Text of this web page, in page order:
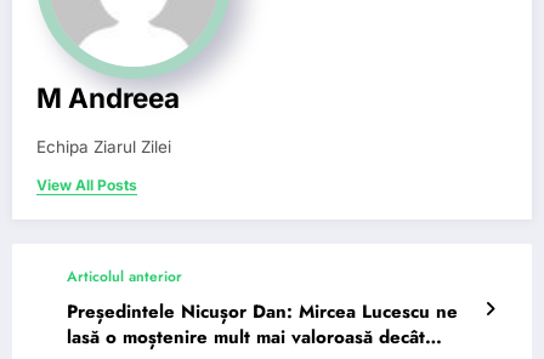
M Andreea
Echipa Ziarul Zilei
View All Posts
Articolul anterior
Președintele Nicușor Dan: Mircea Lucescu ne
lasă o moștenire mult mai valoroasă decât